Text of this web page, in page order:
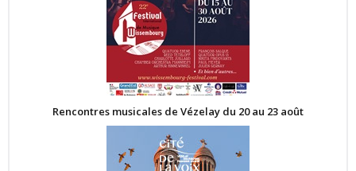
Rencontres musicales de Vézelay du 20 au 23 août